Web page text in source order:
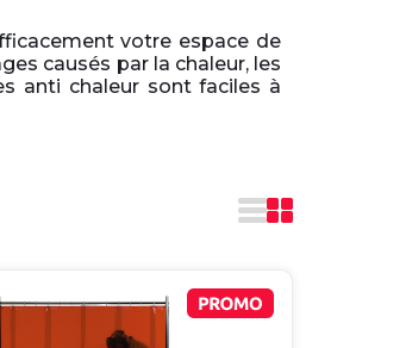
votre espace de
causés par la chaleur, les
anti chaleur sont faciles à